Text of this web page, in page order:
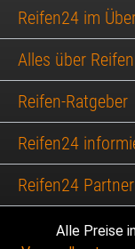
Reifen24 im
Alles über Reifen
Reifen-Ratgeber
Reifen24
Reifen24 Partner
Alle Preise